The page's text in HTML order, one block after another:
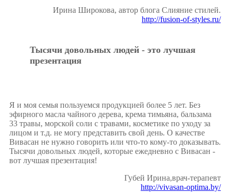
Ирина Широкова, автор блога Слияние стилей.
http://fusion-of-styles.ru/
Тысячи довольных людей - это лучшая
презентация
Я и моя семья пользуемся продукцией более 5 лет. Без
эфирного масла чайного дерева, крема тимьяна, бальзама
33 травы, морской соли с травами, косметике по уходу за
лицом и т.д. не могу представить свой день. О качестве
Вивасан не нужно говорить или что-то кому-то доказывать.
Тысячи довольных людей, которые ежедневно с Вивасан -
вот лучшая презентация!
Губей Ирина,врач-терапевт
http://vivasan-optima.by/